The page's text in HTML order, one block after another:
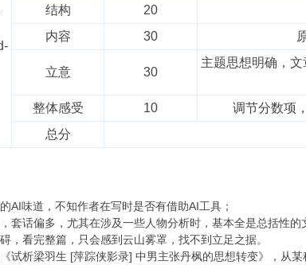
结构
20
内容
30
立意 30
主题思想明确，
整体感受 10 调节分数项
总分
AI味道，不知作者在写时是否有借助AI工具；
套话偏多，尤其在涉及一些人物分析时，基本全是总括性
，看完整篇，只会感到云山雾罩，找不到立足之据。
试析梁羽生 [萍踪侠影录] 中男主张丹枫的思想转变》，从